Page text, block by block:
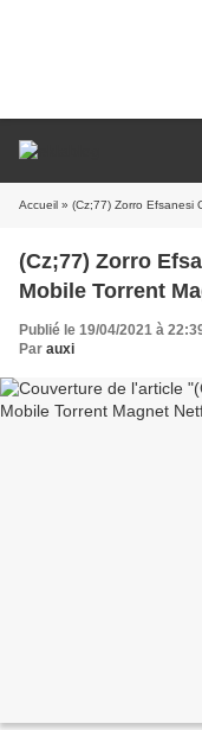
Accueil » (Cz;77) Zorro Efsanesi
(Cz;77) Zorro
Mobile Torrent
Publié le 19/04/2021 à
Par auxi